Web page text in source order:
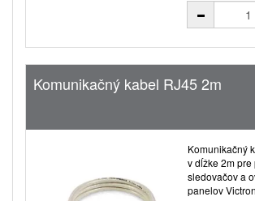
Komunikačný kabel RJ45 2m
Komunikačný
v dĺžke 2m
sledovačov a
panelov Victron